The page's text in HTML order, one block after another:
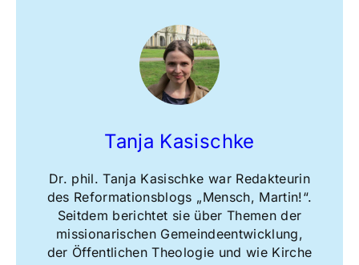
Tanja Kasischke
Dr. phil. Tanja Kasischke war Redakteurin
des Reformationsblogs „Mensch, Martin!“.
Seitdem berichtet sie über Themen der
missionarischen Gemeindeentwicklung,
der Öffentlichen Theologie und wie Kirche